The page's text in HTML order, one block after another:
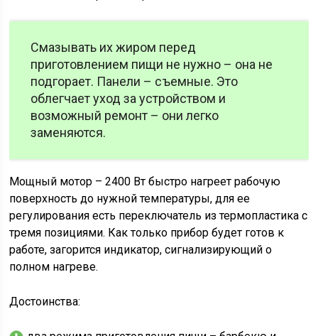
Смазывать их жиром перед
приготовлением пищи не нужно – она не
подгорает. Панели – съемные. Это
облегчает уход за устройством и
возможный ремонт – они легко
заменяются.
Мощный мотор – 2400 Вт быстро нагреет рабочую
поверхность до нужной температуры, для ее
регулирования есть переключатель из термопластика с
тремя позициями. Как только прибор будет готов к
работе, загорится индикатор, сигнализирующий о
полном нагреве.
Достоинства: